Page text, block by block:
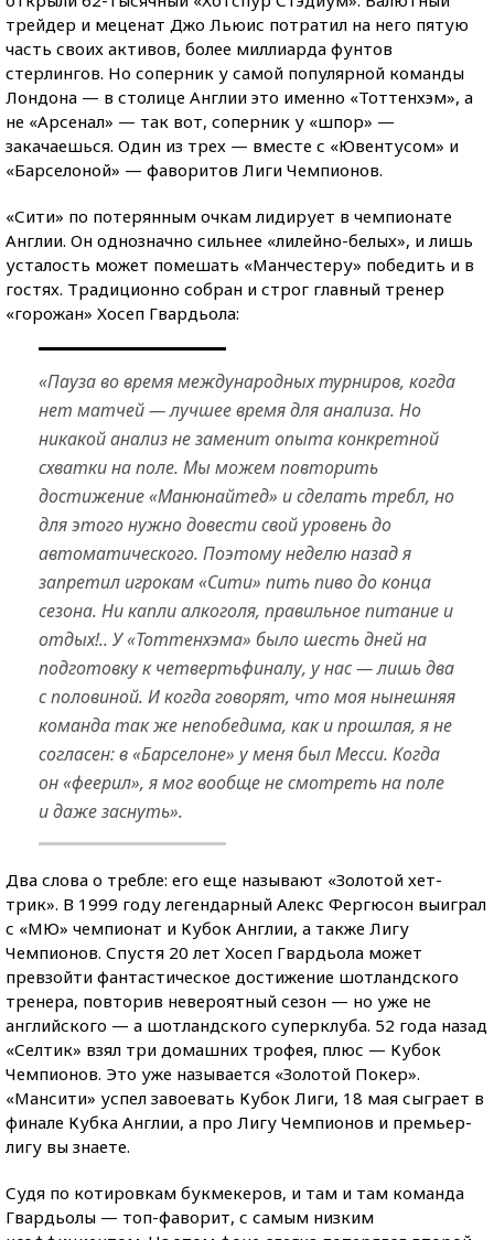
трейдер и меценат Джо Льюис потратил на него пятую
часть своих активов, более миллиарда фунтов
стерлингов. Но соперник у самой популярной команды
Лондона — в столице Англии это именно «Тоттенхэм», а
не «Арсенал» — так вот, соперник у «шпор» —
закачаешься. Один из трех — вместе с «Ювентусом» и
«Барселоной» — фаворитов Лиги Чемпионов.
«Сити» по потерянным очкам лидирует в чемпионате
Англии. Он однозначно сильнее «лилейно-белых», и лишь
усталость может помешать «Манчестеру» победить и в
гостях. Традиционно собран и строг главный тренер
«горожан» Хосеп Гвардьола:
«Пауза во время международных турниров, когда
нет матчей — лучшее время для анализа. Но
никакой анализ не заменит опыта конкретной
схватки на поле. Мы можем повторить
достижение «Манюнайтед» и сделать требл, но
для этого нужно довести свой уровень до
автоматического. Поэтому неделю назад я
запретил игрокам «Сити» пить пиво до конца
сезона. Ни капли алкоголя, правильное питание и
отдых!.. У «Тоттенхэма» было шесть дней на
подготовку к четвертьфиналу, у нас — лишь два
с половиной. И когда говорят, что моя нынешняя
команда так же непобедима, как и прошлая, я не
согласен: в «Барселоне» у меня был Месси. Когда
он «феерил», я мог вообще не смотреть на поле
и даже заснуть».
Два слова о требле: его еще называют «Золотой хет-
трик». В 1999 году легендарный Алекс Фергюсон выиграл
с «МЮ» чемпионат и Кубок Англии, а также Лигу
Чемпионов. Спустя 20 лет Хосеп Гвардьола может
превзойти фантастическое достижение шотландского
тренера, повторив невероятный сезон — но уже не
английского — а шотландского суперклуба. 52 года назад
«Селтик» взял три домашних трофея, плюс — Кубок
Чемпионов. Это уже называется «Золотой Покер».
«Мансити» успел завоевать Кубок Лиги, 18 мая сыграет в
финале Кубка Англии, а про Лигу Чемпионов и премьер-
лигу вы знаете.
Судя по котировкам букмекеров, и там и там команда
Гвардьолы — топ-фаворит, с самым низким